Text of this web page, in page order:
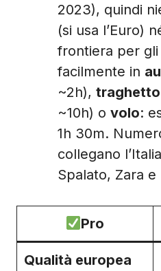
2023), quindi
(si usa l’Euro)
frontiera per gli
facilmente in
~2h), traghetto
~10h) o volo:
1h 30m.
collegano
Spalato, Zara
Pro
Qualità europea